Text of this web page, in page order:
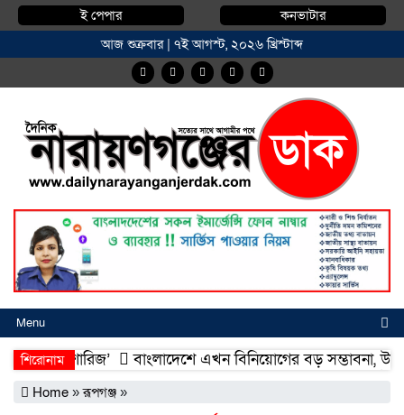
ই পেপার
কনভাটার
আজ শুক্রবার | ৭ই আগস্ট, ২০২৬ খ্রিস্টাব্দ
Menu
শিরোনাম
ফিশারিজ’
বাংলাদেশে এখন বিনিয়োগের বড় সম্ভাবনা,
Home »রূপগঞ্জ »